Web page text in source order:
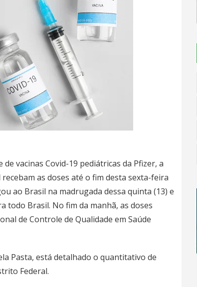
vacinas Covid-19 pediátricas da Pfizer, a
as doses até o fim desta sexta-feira
ao Brasil na madrugada dessa quinta (13) e
todo Brasil. No fim da manhã, as doses
de Controle de Qualidade em Saúde
Pasta, está detalhado o quantitativo de
Federal.